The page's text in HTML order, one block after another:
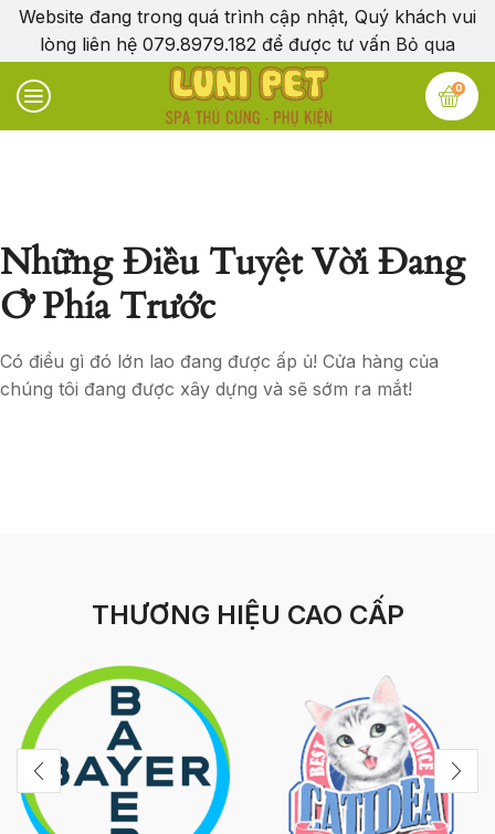
Website đang trong quá trình cập nhật, Quý khách vui
lòng liên hệ 079.8979.182 để được tư vấn Bỏ qua
0
Những Điều Tuyệt Vời Đang
Ở Phía Trước
Có điều gì đó lớn lao đang được ấp ủ! Cửa hàng của
chúng tôi đang được xây dựng và sẽ sớm ra mắt!
THƯƠNG HIỆU CAO CẤP